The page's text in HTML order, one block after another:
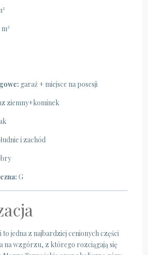
garaż + miejsce na posesji
ziemny+kominek
i zachód
G
to jedna z najbardziej cenionych części
na wzgórzu, z którego rozciągają się